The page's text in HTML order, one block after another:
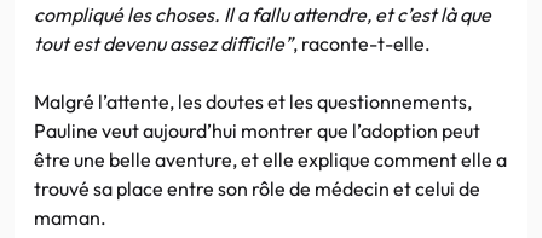
compliqué les choses. Il a fallu attendre, et c’est là que
tout est devenu assez difficile”, raconte-t-elle.
Malgré l’attente, les doutes et les questionnements,
Pauline veut aujourd’hui montrer que l’adoption peut
être une belle aventure, et elle explique comment elle a
trouvé sa place entre son rôle de médecin et celui de
maman.